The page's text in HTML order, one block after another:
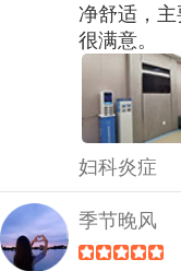
净舒适，
很满意。
妇科炎症
季节晚风